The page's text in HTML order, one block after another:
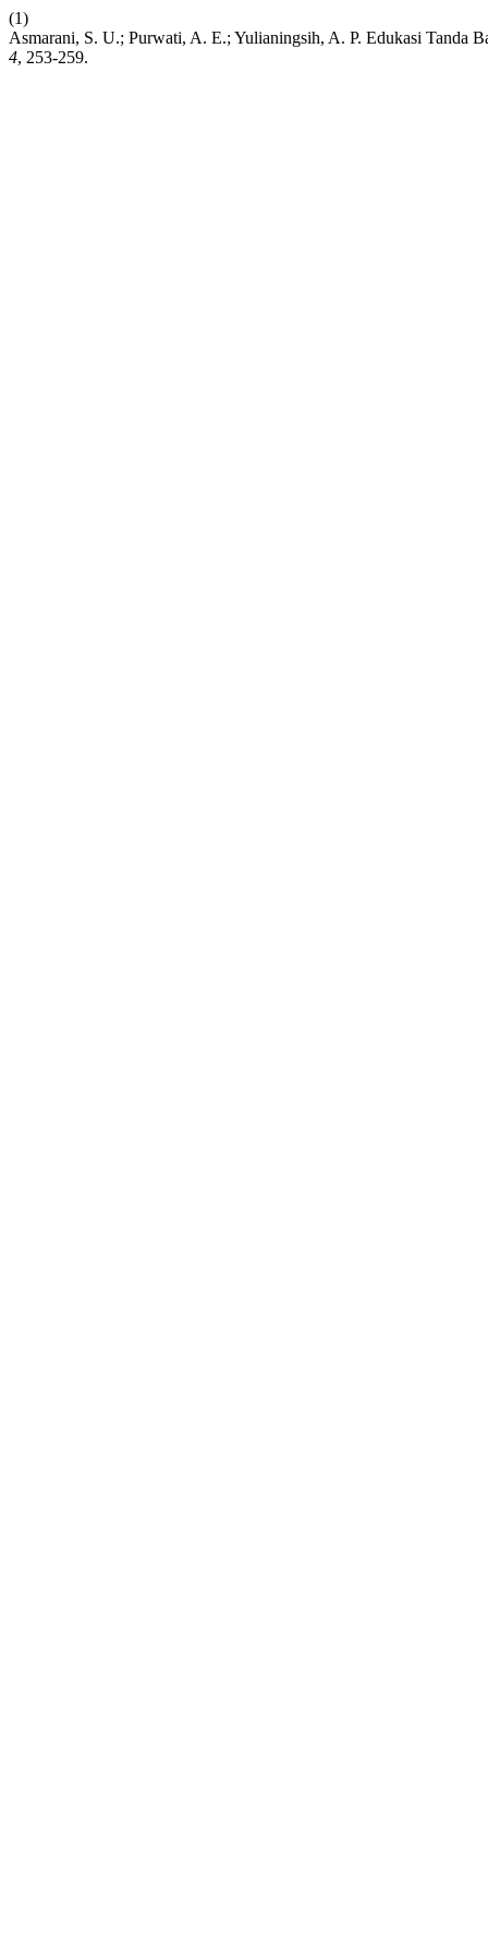
(1)
Asmarani, S. U.; Purwati, A. E.; Yulianingsih, A. P. Edukasi Tanda
4, 253-259.